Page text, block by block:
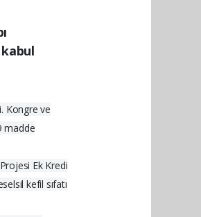
Kongre ve
madde
Ek Kredi
kefil sıfatı